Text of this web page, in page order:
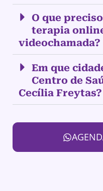
O que
terapia
videochamada?
Em que
Centro de
Cecília Freytas?